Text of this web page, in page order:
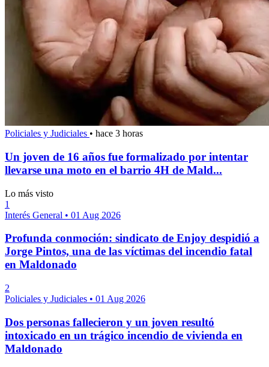
Policiales y Judiciales • hace 3 horas
Un joven de 16 años fue formalizado por intentar
llevarse una moto en el barrio 4H de Mald...
Lo más visto
1
Interés General • 01 Aug 2026
Profunda conmoción: sindicato de Enjoy despidió a
Jorge Pintos, una de las víctimas del incendio fatal
en Maldonado
2
Policiales y Judiciales • 01 Aug 2026
Dos personas fallecieron y un joven resultó
intoxicado en un trágico incendio de vivienda en
Maldonado